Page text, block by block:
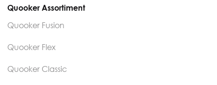
Quooker Assortiment
Quooker Fusion
Quooker Flex
Quooker Classic